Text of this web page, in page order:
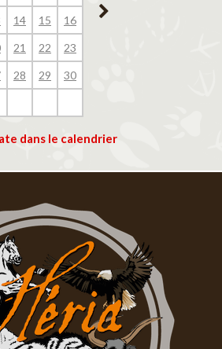
14 15 16
21 22 23
28 29 30
14
dans le calendrier